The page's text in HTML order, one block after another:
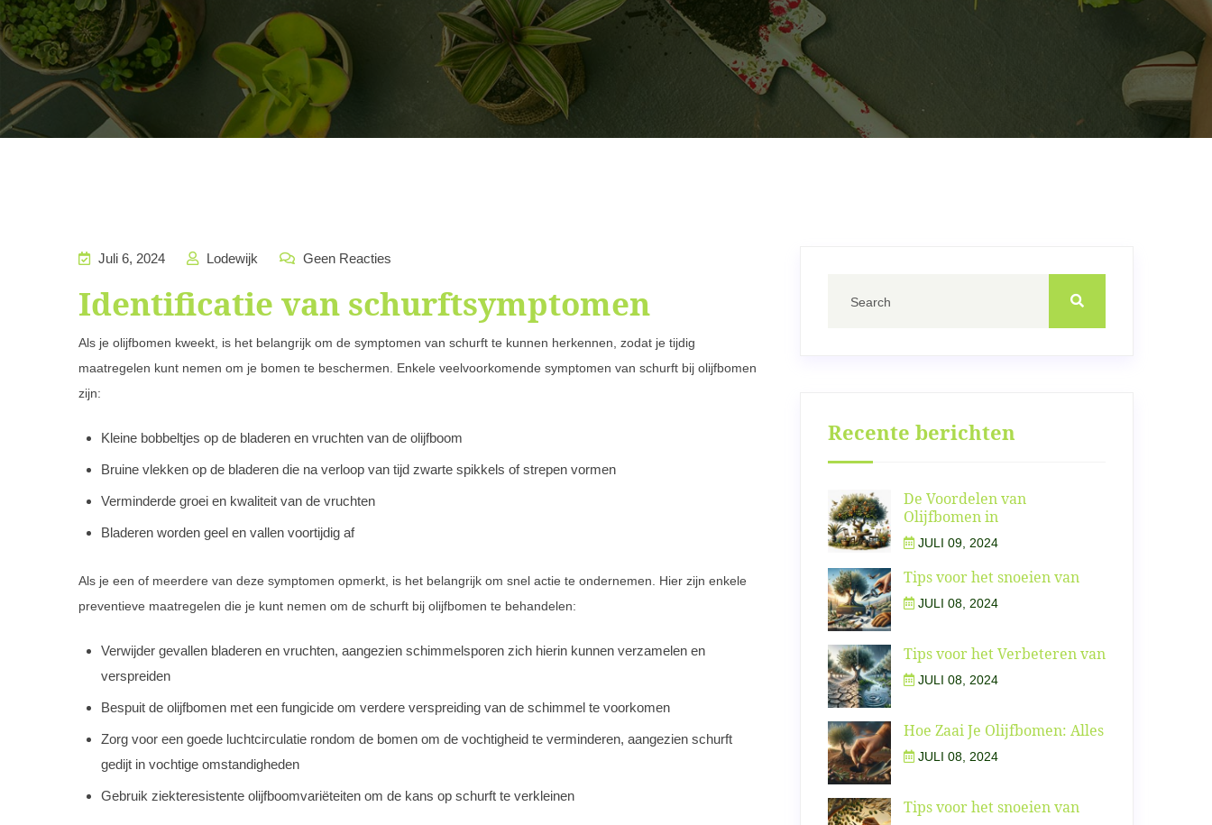
Juli 6, 2024 Lodewijk Geen Reacties
Identificatie van schurftsymptomen
Als je olijfbomen kweekt, is het belangrijk om de symptomen van schurft te kunnen herkennen, zodat je tijdig
maatregelen kunt nemen om je bomen te beschermen. Enkele veelvoorkomende symptomen van schurft bij olijfbomen
zijn:
Kleine bobbeltjes op de bladeren en vruchten van de olijfboom
Bruine vlekken op de bladeren die na verloop van tijd zwarte spikkels of strepen vormen
Verminderde groei en kwaliteit van de vruchten
Bladeren worden geel en vallen voortijdig af
Als je een of meerdere van deze symptomen opmerkt, is het belangrijk om snel actie te ondernemen. Hier zijn enkele
preventieve maatregelen die je kunt nemen om de schurft bij olijfbomen te behandelen:
Verwijder gevallen bladeren en vruchten, aangezien schimmelsporen zich hierin kunnen verzamelen en
verspreiden
Bespuit de olijfbomen met een fungicide om verdere verspreiding van de schimmel te voorkomen
Zorg voor een goede luchtcirculatie rondom de bomen om de vochtigheid te verminderen, aangezien schurft
gedijt in vochtige omstandigheden
Gebruik ziekteresistente olijfboomvariëteiten om de kans op schurft te verkleinen
Recente berichten
De Voordelen van
Olijfbomen in
JULI 09, 2024
Tips voor het snoeien van
JULI 08, 2024
Tips voor het Verbeteren van
JULI 08, 2024
Hoe Zaai Je Olijfbomen: Alles
JULI 08, 2024
Tips voor het snoeien van